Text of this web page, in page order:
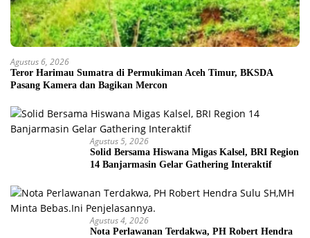
Agustus 6, 2026
Teror Harimau Sumatra di Permukiman Aceh Timur, BKSDA
Pasang Kamera dan Bagikan Mercon
Agustus 5, 2026
Solid Bersama Hiswana Migas Kalsel, BRI Region
14 Banjarmasin Gelar Gathering Interaktif
Agustus 4, 2026
Nota Perlawanan Terdakwa, PH Robert Hendra